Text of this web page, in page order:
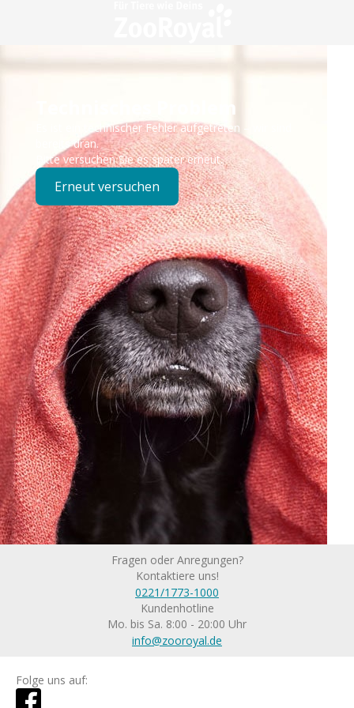
Technisches Problem
Es ist ein technischer Fehler aufgetreten – wir sind
bereits dran.
Bitte versuchen Sie es später erneut.
Erneut versuchen
Fragen oder Anregungen?
Kontaktiere uns!
0221/1773-1000
Kundenhotline
Mo. bis Sa. 8:00 - 20:00 Uhr
info@zooroyal.de
Folge uns auf: